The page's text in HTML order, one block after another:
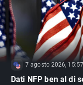
7 agosto 2026, 15:57
Dati NFP ben al di